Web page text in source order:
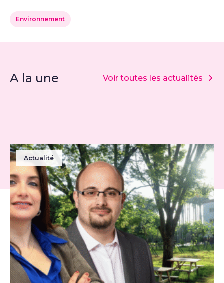
Environnement
A la une Voir toutes les actualités
Actualité